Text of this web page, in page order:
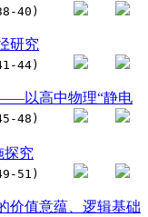
40)
研究
44)
以高中物理“静电
48)
探究
51)
价值意蕴、逻辑基础